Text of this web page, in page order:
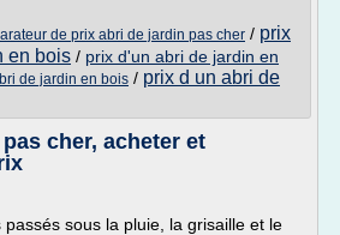
de prix abri de jardin pas cher / prix
en bois / prix d'un abri de jardin en
de jardin en bois / prix d un abri de
cher, acheter et
sous la pluie, la grisaille et le